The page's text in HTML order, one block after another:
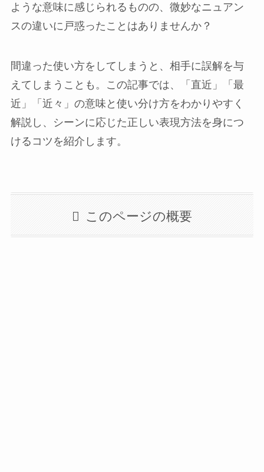
ような意味に感じられるものの、微妙なニュアン
スの違いに戸惑ったことはありませんか？
間違った使い方をしてしまうと、相手に誤解を与
えてしまうことも。この記事では、「直近」「最
近」「近々」の意味と使い分け方をわかりやすく
解説し、シーンに応じた正しい表現方法を身につ
けるコツを紹介します。
このページの概要